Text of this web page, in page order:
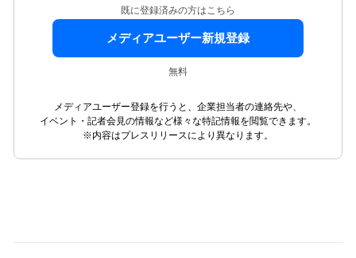
既に登録済みの方はこちら
メディアユーザー新規登録
無料
メディアユーザー登録を行うと、企業担当者の連絡先や、
イベント・記者会見の情報など様々な特記情報を閲覧できます。
※内容はプレスリリースにより異なります。